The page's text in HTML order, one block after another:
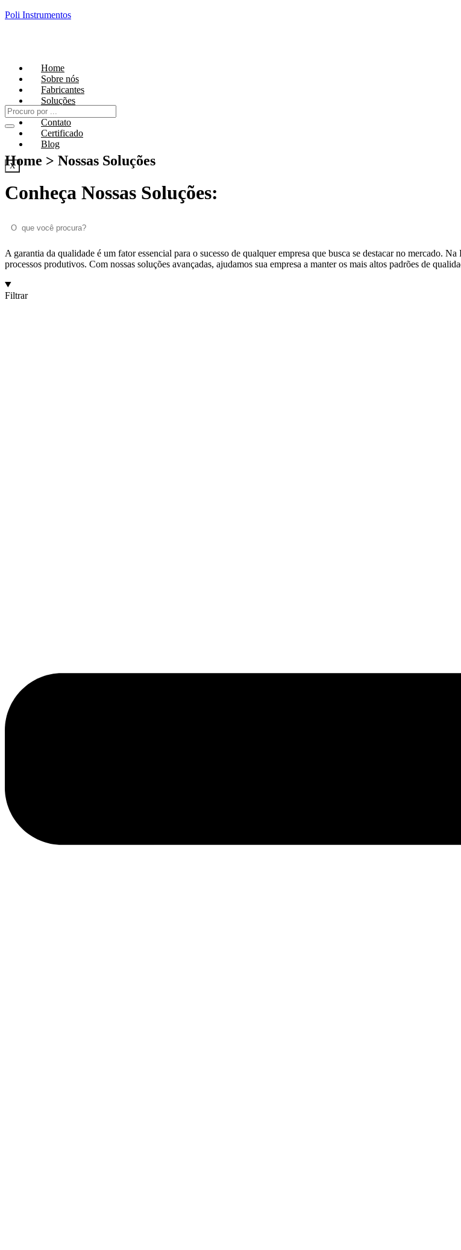
Poli Instrumentos
Home
Sobre nós
Fabricantes
Soluções
Laboratório
Contato
Certificado
Blog
X
Home > Nossas Soluções
Conheça Nossas Soluções:
A garantia da qualidade é um fator essencial para o sucesso de qualquer empresa que busca se destacar no mercado.
processos produtivos. Com nossas soluções avançadas, ajudamos sua empresa a manter os mais altos padrões de
Filtrar